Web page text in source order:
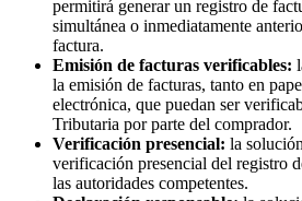
permitirá generar un registro de
simultánea o inmediatamente
factura.
Emisión de facturas verificables:
la emisión de facturas, tanto en
electrónica, que puedan ser
Tributaria por parte del comprador.
Verificación presencial: la
verificación presencial del registro
las autoridades competentes.